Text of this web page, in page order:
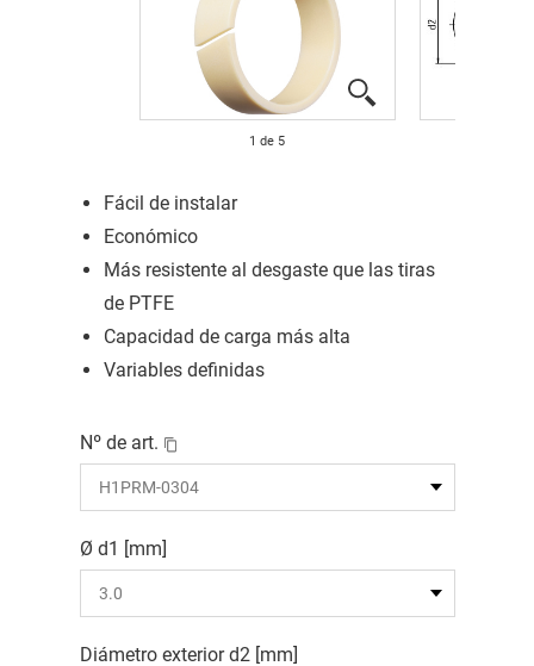
1 de 5
Fácil de instalar
Económico
Más resistente al desgaste que las tiras
de PTFE
Capacidad de carga más alta
Variables definidas
Nº de art.
Ø d1 [mm]
Diámetro exterior d2 [mm]